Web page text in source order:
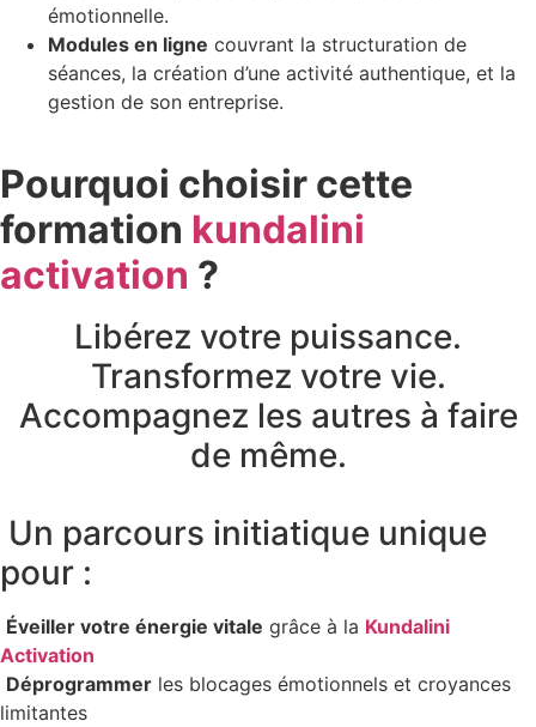
émotionnelle.
Modules en ligne couvrant la structuration de
séances, la création d’une activité authentique, et la
gestion de son entreprise.
Pourquoi choisir cette
formation kundalini
activation ?
Libérez votre puissance.
Transformez votre vie.
Accompagnez les autres à faire
de même.
Un parcours initiatique unique
pour :
Éveiller votre énergie vitale grâce à la Kundalini
Activation
Déprogrammer les blocages émotionnels et croyances
limitantes